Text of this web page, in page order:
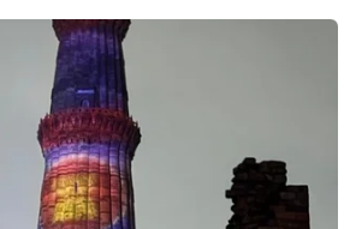
IS bắt cóc gần 300
phố Mosul
khủng bố Nhà nước Hồi giáo
295 cựu thành viên Các lực